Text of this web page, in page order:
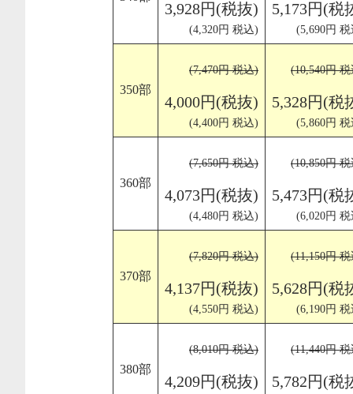
3,928円(税抜)
(4,320円 税込)
5,173円(税
(5,690円
350部
(7,470円 税込)
4,000円(税抜)
(4,400円 税込)
(10,540円
5,328円(税
(5,860円
360部
(7,650円 税込)
4,073円(税抜)
(4,480円 税込)
(10,850円
5,473円(税
(6,020円
370部
(7,820円 税込)
4,137円(税抜)
(4,550円 税込)
(11,150円
5,628円(税
(6,190円
380部
(8,010円 税込)
4,209円(税抜)
(11,440円
5,782円(税